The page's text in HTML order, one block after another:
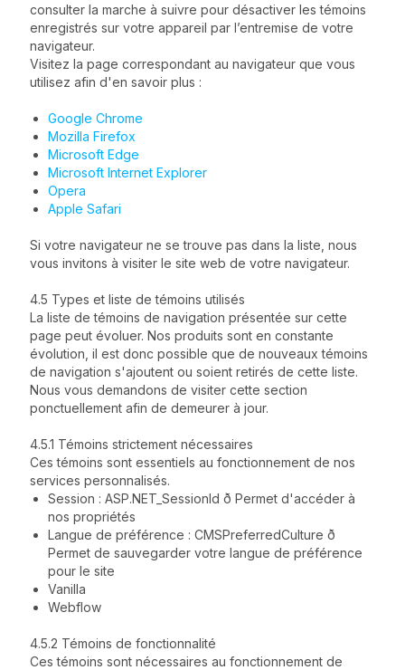
consulter la marche à suivre pour désactiver les témoins
enregistrés sur votre appareil par l’entremise de votre
navigateur.
Visitez la page correspondant au navigateur que vous
utilisez afin d'en savoir plus :
Google Chrome
Mozilla Firefox
Microsoft Edge
Microsoft Internet Explorer
Opera
Apple Safari
Si votre navigateur ne se trouve pas dans la liste, nous
vous invitons à visiter le site web de votre navigateur.
4.5 Types et liste de témoins utilisés
La liste de témoins de navigation présentée sur cette
page peut évoluer. Nos produits sont en constante
évolution, il est donc possible que de nouveaux témoins
de navigation s'ajoutent ou soient retirés de cette liste.
Nous vous demandons de visiter cette section
ponctuellement afin de demeurer à jour.
4.5.1 Témoins strictement nécessaires
Ces témoins sont essentiels au fonctionnement de nos
services personnalisés.
Session : ASP.NET_SessionId ð Permet d'accéder à
nos propriétés
Langue de préférence : CMSPreferredCulture ð
Permet de sauvegarder votre langue de préférence
pour le site
Vanilla
Webflow
4.5.2 Témoins de fonctionnalité
Ces témoins sont nécessaires au fonctionnement de